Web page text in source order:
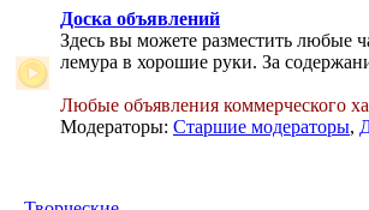
Доска объявлений
Здесь вы можете разместить любые
лемура в хорошие руки. За
Любые объявления коммерческого
Модераторы: Старшие модераторы,